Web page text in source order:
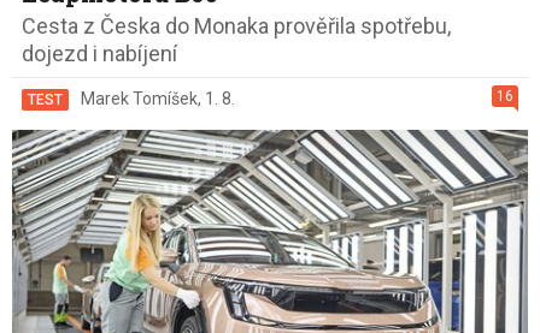
Cesta z Česka do Monaka prověřila spotřebu,
dojezd i nabíjení
16
TEST Marek Tomíšek, 1. 8.